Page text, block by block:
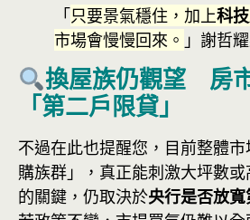
「只要景氣穩住，加上科
市場會慢慢回來。 」謝哲
換屋族仍觀望 房
「第二戶限貸」
不過在此也提醒您，目前整體
購族群」，真正能刺激大坪數
的關鍵，仍取決於央行是否放